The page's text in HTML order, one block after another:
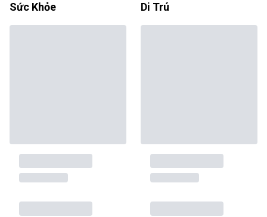
Sức Khỏe Di Trú